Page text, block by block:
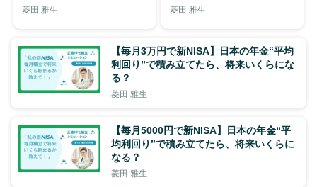
菱田 雅生 菱田 雅生
【毎月3万円で新NISA】日本の年金“平均
利回り”で積み立てたら、将来いくらにな
る？
菱田 雅生
【毎月5000円で新NISA】日本の年金“平
均利回り”で積み立てたら、将来いくらに
なる？
菱田 雅生